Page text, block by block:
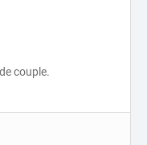
couple.